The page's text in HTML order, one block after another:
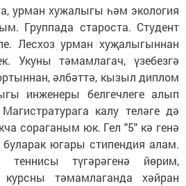
урман хужалыгы һәм экология
Группада староста. Студент
Лесхоз урман хуҗалыгыннан
Укуны тәмамлагач, үзебезгә
әлбәттә, кызыл диплом
инженеры белгечлеге алып
калу теләге дә
сораганым юк. Гел "5" кә генә
югары стипендия алам.
түгәрәгенә йөрим,
тәмамлаганда хәйран